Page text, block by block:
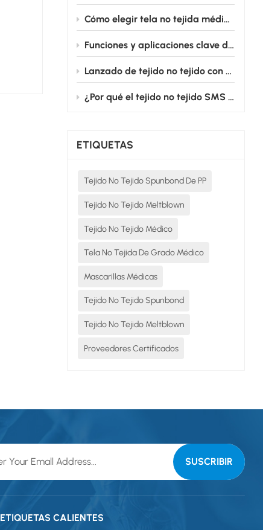
Cómo elegir tela no tejida médica para productos médicos desechables
Funciones y aplicaciones clave de los campos quirúrgicos fenestrados cardiovasculares
Lanzado de tejido no tejido con película de PE: Desde el quirófano hasta la cama de enfermería, salvaguardando silenciosamente la seguridad médica.
¿Por qué el tejido no tejido SMS es el estándar de oro para las batas quirúrgicas desechables?
ETIQUETAS
Tejido No Tejido Spunbond De PP
Tejido No Tejido Meltblown
Tejido No Tejido Médico
Tela No Tejida De Grado Médico
Mascarillas Médicas
Tejido No Tejido Spunbond
Tejido No Tejido Meltblown
Proveedores Certificados
ETIQUETAS CALIENTES